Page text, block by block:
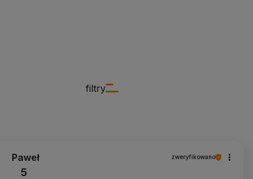
filtry
Paweł zweryfikowano
5